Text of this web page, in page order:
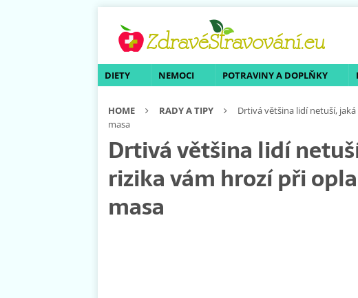
DIETY NEMOCI POTRAVINY A DOPLŇKY
HOME RADY A TIPY
Drtivá většina lidí netuší,
masa
Drtivá většina lidí
rizika vám hrozí při
masa